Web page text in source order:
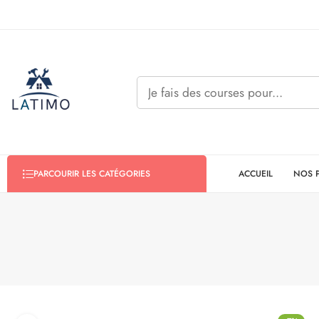
PARCOURIR LES CATÉGORIES ACCUEIL NOS